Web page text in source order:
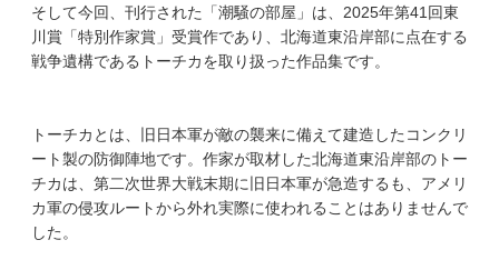
そして今回、刊行された「潮騒の部屋」は、2025年第41回東
川賞「特別作家賞」受賞作であり、北海道東沿岸部に点在する
戦争遺構であるトーチカを取り扱った作品集です。
トーチカとは、旧日本軍が敵の襲来に備えて建造したコンクリ
ート製の防御陣地です。作家が取材した北海道東沿岸部のトー
チカは​​、第二次世界大戦末期に旧日本軍が急造するも、アメリ
カ軍の侵攻ルートから外れ実際に使われることはありませんで
した。